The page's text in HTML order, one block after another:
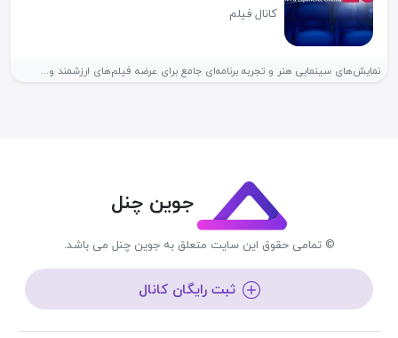
کانال فیلم
نمایش‌های سینمایی هنر و تجربه برنامه‌ای جامع برای عرضه فیلم‌های ارزشمند و...
جوین چنل
© تمامی حقوق این سایت متعلق به جوین چنل می باشد.
ثبت رایگان کانال